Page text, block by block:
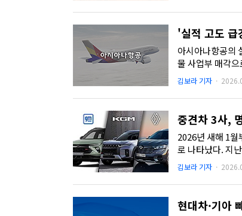
'실적 고도
아시아나항공의
물 사업부 매각
한항공과의 합병
김보라 기자 ·
중견차 3사,
2026년 새해 1월
로 나타났다. 지
를 내줬다...
김보라 기자 ·
현대차·기아